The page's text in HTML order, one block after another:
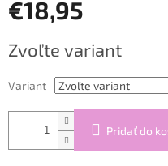
€18,95
cena:
Zvoľte variant
Variant
Pridať do